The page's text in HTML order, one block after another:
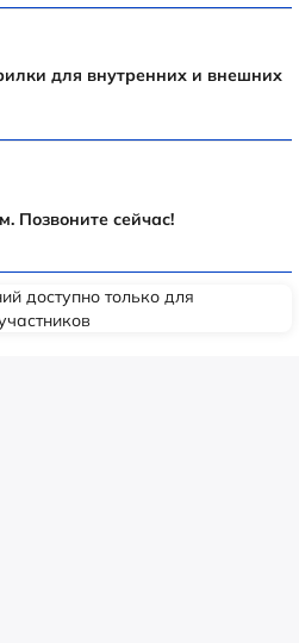
для внутренних и внешних
Позвоните сейчас!
доступно только для